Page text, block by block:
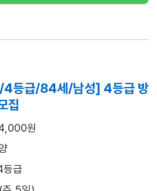
4등급/84세/남성] 4등급 방
집
원
등급